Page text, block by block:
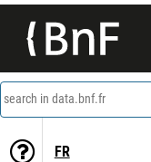
search in data.bnf.fr
FR